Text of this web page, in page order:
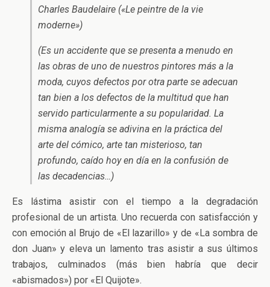
Charles Baudelaire («Le peintre de la vie
moderne»)
(Es un accidente que se presenta a menudo en
las obras de uno de nuestros pintores más a la
moda, cuyos defectos por otra parte se adecuan
tan bien a los defectos de la multitud que han
servido particularmente a su popularidad. La
misma analogía se adivina en la práctica del
arte del cómico, arte tan misterioso, tan
profundo, caído hoy en día en la confusión de
las decadencias…)
Es lástima asistir con el tiempo a la degradación
profesional de un artista. Uno recuerda con satisfacción y
con emoción al Brujo de «El lazarillo» y de «La sombra de
don Juan» y eleva un lamento tras asistir a sus últimos
trabajos, culminados (más bien habría que decir
«abismados») por «El Quijote».